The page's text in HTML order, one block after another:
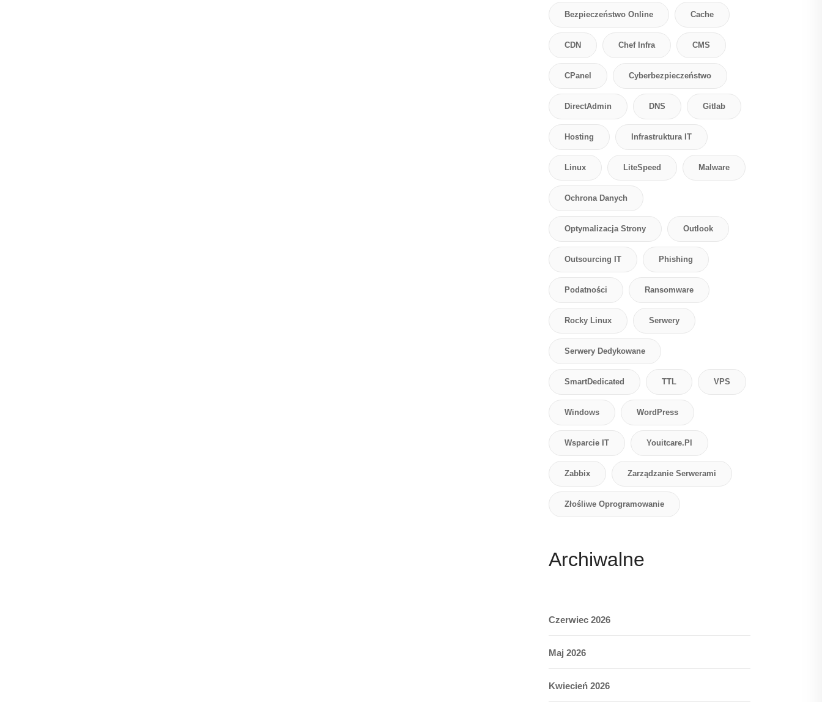
Bezpieczeństwo Online Cache
CDN Chef Infra CMS
CPanel Cyberbezpieczeństwo
DirectAdmin DNS Gitlab
Hosting Infrastruktura IT
Linux LiteSpeed Malware
Ochrona Danych
Optymalizacja Strony Outlook
Outsourcing IT Phishing
Podatności Ransomware
Rocky Linux Serwery
Serwery Dedykowane
SmartDedicated TTL VPS
Windows WordPress
Wsparcie IT Youitcare.pl
Zabbix Zarządzanie Serwerami
Złośliwe Oprogramowanie
Archiwalne
Czerwiec 2026
Maj 2026
Kwiecień 2026